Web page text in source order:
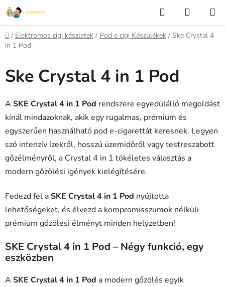
Ugrás
fő
tartalomhoz
KeresésKOSÁR
Kezdőlap
/ Elektromos cigi készletek / Pod e cigi Készülékek / Ske Crystal 4
in 1 Pod
Ske Crystal 4 in 1 Pod
A SKE Crystal 4 in 1 Pod rendszere egyedülálló megoldást
kínál mindazoknak, akik egy rugalmas, prémium és
egyszerűen használható pod e-cigarettát keresnek. Legyen
szó intenzív ízekről, hosszú üzemidőről vagy testreszabott
gőzélményről, a Crystal 4 in 1 tökéletes választás a
modern gőzölési igények kielégítésére.
Fedezd fel aSKE Crystal 4 in 1 Pod nyújtotta
lehetőségeket, és élvezd a kompromisszumok nélküli
prémium gőzölési élményt minden helyzetben!
SKE Crystal 4 in 1 Pod – Négy funkció, egy
eszközben
A SKE Crystal 4 in 1 Pod a modern gőzölés egyik